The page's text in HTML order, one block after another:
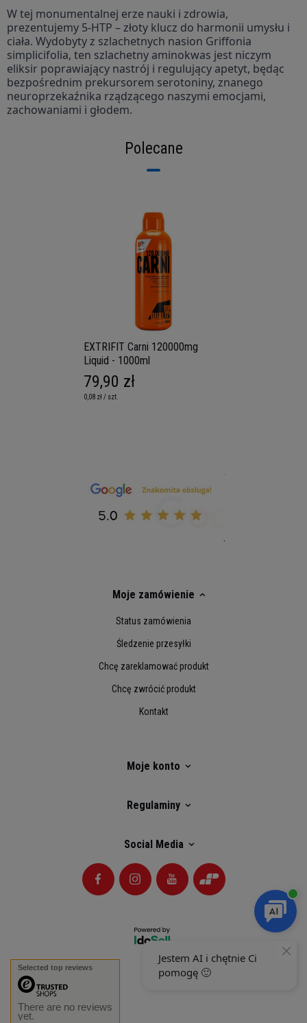
W tej monumentalnej erze nauki i zdrowia,
prezentujemy 5-HTP – złoty klucz do harmonii umysłu i
ciała. Wydobyty z szlachetnych nasion Griffonia
simplicifolia, ten szlachetny aminokwas jest niczym
eliksir poprawiający nastrój i regulujący apetyt, będąc
bezpośrednim prekursorem serotoniny, znanego
neuroprzekaźnika rządzącego naszymi emocjami,
zachowaniami i głodem.
Polecane
EXTRIFIT Carni 120000mg
Liquid - 1000ml
79,90 zł
0,08 zł / szt.
Moje zamówienie
Status zamówienia
Śledzenie przesyłki
Chcę zareklamować produkt
Chcę zwrócić produkt
Kontakt
Moje konto
Regulaminy
Social Media
Selected top reviews
There are no reviews
yet.